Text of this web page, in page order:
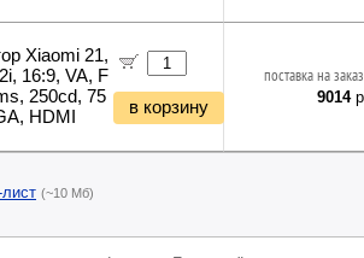
Xiaomi 21,
16:9, VA, F
250cd, 75
HDMI
в корзину
поставка на
9014
(~10 Мб)